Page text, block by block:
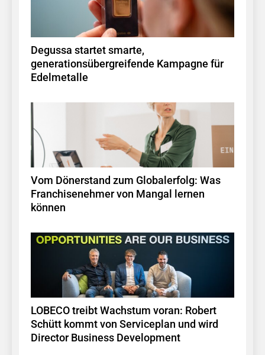
Degussa startet smarte,
generationsübergreifende Kampagne für
Edelmetalle
Vom Dönerstand zum Globalerfolg: Was
Franchisenehmer von Mangal lernen
können
LOBECO treibt Wachstum voran: Robert
Schütt kommt von Serviceplan und wird
Director Business Development